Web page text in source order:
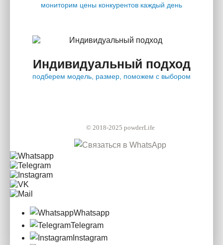
мониторим цены конкурентов каждый день
Индивидуальный подход
подберем модель, размер, поможем с выбором
© 2018-2025 powderLife
Whatsapp
Telegram
Instagram